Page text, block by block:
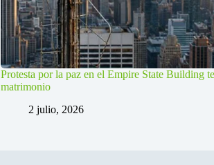
Protesta por la paz en el Empire State Building
matrimonio
2 julio, 2026